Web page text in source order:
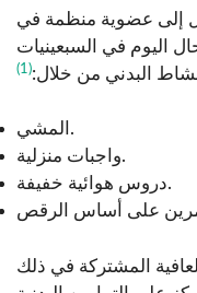
إلى عضوية منظمة في
اليوم في السبعينيات
البدني من خلال:(1)
المشي.
واجبات منزلية.
دروس هوائية خفيفة.
المشتركة في ذلك